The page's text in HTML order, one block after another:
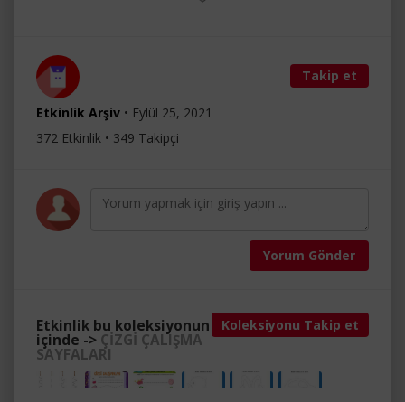
Takip et
Etkinlik Arşiv • Eylül 25, 2021
372 Etkinlik • 349 Takipçi
Yorum Gönder
Koleksiyonu Takip et
Etkinlik bu koleksiyonun
içinde -> ÇİZGİ ÇALIŞMA
SAYFALARI